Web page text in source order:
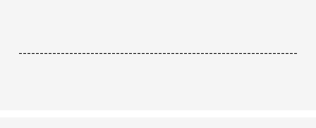
------------------------------------------------------------------